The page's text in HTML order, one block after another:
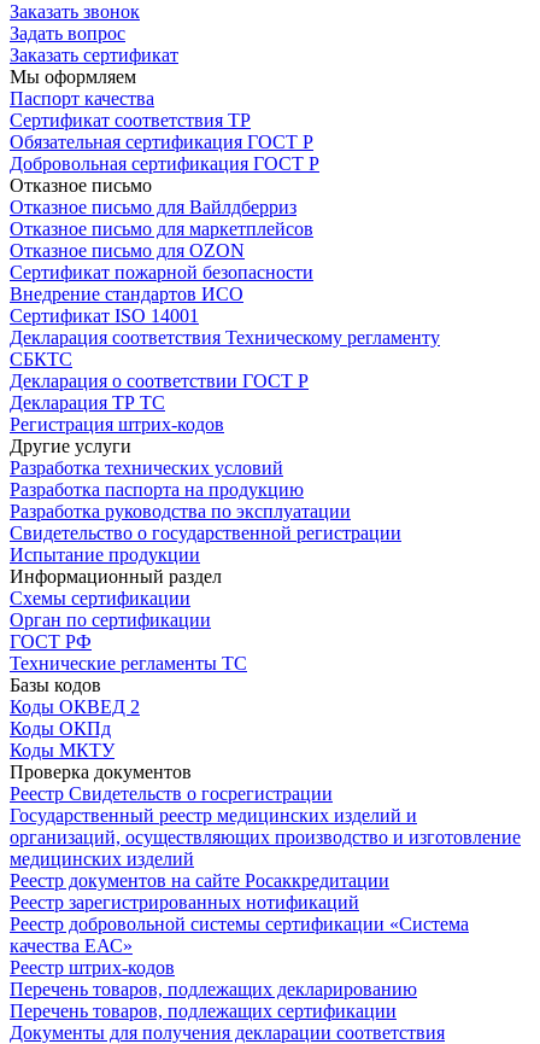
Заказать звонок
Задать вопрос
Заказать сертификат
Мы оформляем
Паспорт качества
Сертификат соответствия ТР
Обязательная сертификация ГОСТ Р
Добровольная сертификация ГОСТ Р
Отказное письмо
Отказное письмо для Вайлдберриз
Отказное письмо для маркетплейсов
Отказное письмо для OZON
Сертификат пожарной безопасности
Внедрение стандартов ИСО
Сертификат ISO 14001
Декларация соответствия Техническому регламенту
СБКТС
Декларация о соответствии ГОСТ Р
Декларация ТР ТС
Регистрация штрих-кодов
Другие услуги
Разработка технических условий
Разработка паспорта на продукцию
Разработка руководства по эксплуатации
Свидетельство о государственной регистрации
Испытание продукции
Информационный раздел
Схемы сертификации
Орган по сертификации
ГОСТ РФ
Технические регламенты ТС
Базы кодов
Коды ОКВЕД 2
Коды ОКПд
Коды МКТУ
Проверка документов
Реестр Свидетельств о госрегистрации
Государственный реестр медицинских изделий и
организаций, осуществляющих производство и изготовление
медицинских изделий
Реестр документов на сайте Росаккредитации
Реестр зарегистрированных нотификаций
Реестр добровольной системы сертификации «Система
качества ЕАС»
Реестр штрих-кодов
Перечень товаров, подлежащих декларированию
Перечень товаров, подлежащих сертификации
Документы для получения декларации соответствия